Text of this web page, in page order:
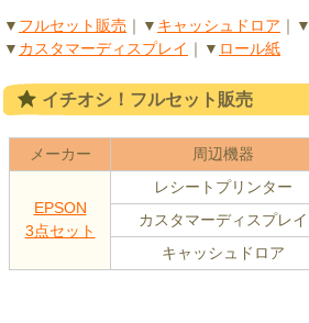
▼ フルセット販売 ｜▼ キャッシュドロア ｜▼
▼ カスタマーディスプレイ ｜▼ ロール紙
イチオシ！フルセット販売
メーカー 周辺機器
EPSON
3点セット
レシートプリンター
カスタマーディスプレイ
キャッシュドロア